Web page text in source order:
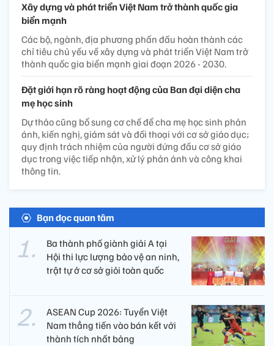
Xây dựng và phát triển Việt Nam trở thành quốc gia
biển mạnh
Các bộ, ngành, địa phương phấn đấu hoàn thành các
chỉ tiêu chủ yếu về xây dựng và phát triển Việt Nam trở
thành quốc gia biển mạnh giai đoạn 2026 - 2030.
Đặt giới hạn rõ ràng hoạt động của Ban đại diện cha
mẹ học sinh
Dự thảo cũng bổ sung cơ chế để cha mẹ học sinh phản
ánh, kiến nghị, giám sát và đối thoại với cơ sở giáo dục;
quy định trách nhiệm của người đứng đầu cơ sở giáo
dục trong việc tiếp nhận, xử lý phản ánh và công khai
thông tin.
Bạn đọc quan tâm
Ba thành phố giành giải A tại
Hội thi lực lượng bảo vệ an ninh,
trật tự ở cơ sở giỏi toàn quốc
ASEAN Cup 2026: Tuyển Việt
Nam thẳng tiến vào bán kết với
thành tích nhất bảng